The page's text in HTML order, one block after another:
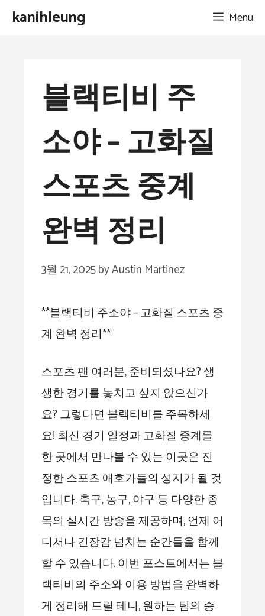
Skipkanihleung Menu
블랙티비 주
소야 – 고화질
스포츠 중계
완벽 정리
3월 21, 2025byAustin Martinez
**블랙티비 주소야 – 고화질 스포츠 중
계 완벽 정리**
스포츠 팬 여러분, 준비되셨나요? 생
생한 경기를 놓치고 싶지 않으신가
요? 그렇다면 블랙티비를 주목하세
요! 최신 경기 일정과 고화질 중계를
한 곳에서 만나볼 수 있는 이곳은 진
정한 스포츠 애호가들의 성지가 될 것
입니다. 축구, 농구, 야구 등 다양한 종
목의 실시간 방송을 제공하며, 언제 어
디서나 긴장감 넘치는 순간들을 함께
할 수 있습니다. 이번 포스트에서는 블
랙티비의 주소와 이용 방법을 완벽하
게 정리해 드릴 테니, 원하는 팀의 승